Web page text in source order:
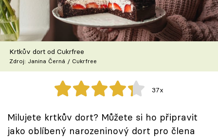
TV Program
Škola vaření
Recepty z TV
Speciál: Cuketa
Těhotnej kuchař
Krtkův dort od Cukrfree
Zdroj: Janina Černá / Cukrfree
37x
Milujete krtkův dort? Můžete si ho připravit
jako oblíbený narozeninový dort pro člena